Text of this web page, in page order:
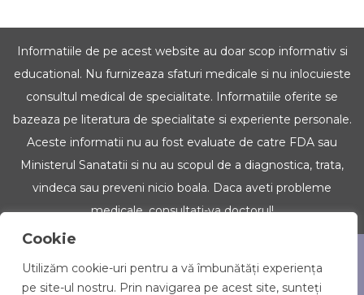
Cookie
Utilizăm cookie-uri pentru a vă îmbunătăți experiența
pe site-ul nostru. Prin navigarea pe acest site, sunteți
Informatiile de pe acest website au doar scop informativ si
educational. Nu furnizeaza sfaturi medicale si nu inlocuieste
consultul medical de specialitate. Informatiile oferite se
bazeaza pe literatura de specialitate si experiente personale.
Aceste informatii nu au fost evaluate de catre FDA sau
Ministerul Sanatatii si nu au scopul de a diagnostica, trata,
vindeca sau preveni nicio boala. Daca aveti probleme
medicale, consultati-va doctorul!
rezervate.